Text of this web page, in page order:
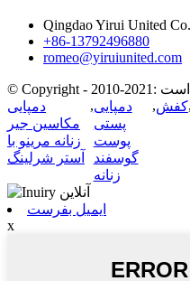
Qingdao Yirui United
+86-13792496880
romeo@yiruiunited.com
دمپایی
مکاسین جیر
زنانه مرینو با
آستر شرلینگ
,دمپایی
پستی
پوست
گوسفند
زنانه
,کفش,
ایمیل بفرست
x